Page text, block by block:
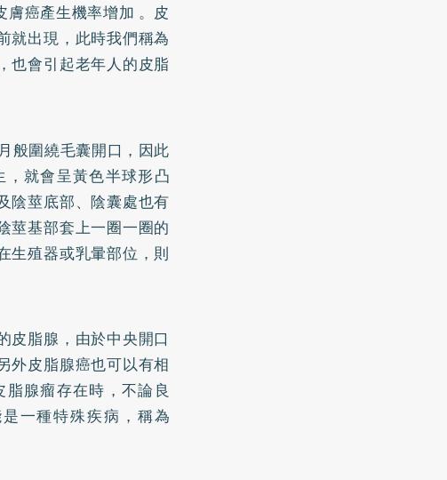
癌產生機率增加 。皮
就出現，此時我們稱為
也會引起老年人的皮脂
般圍繞毛囊開口，因此
就會呈黃色半球形凸
陰莖底部、陰囊處也有
莖基部套上一圈一圈的
生殖器或乳暈部位，則
皮脂腺，由於中央開口
外皮脂腺癌也可以有相
腺瘤存在時，不論良
一種特殊疾病，稱為